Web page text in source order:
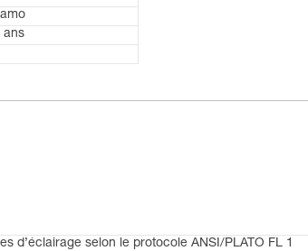
ans
d’éclairage selon le protocole ANSI/PLATO FL 1